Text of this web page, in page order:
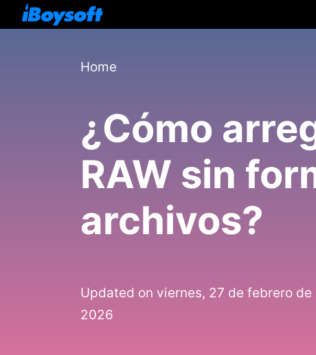
Home
¿Cómo
RAW sin
archivos?
Updated on viernes, 27 de febrero de
2026